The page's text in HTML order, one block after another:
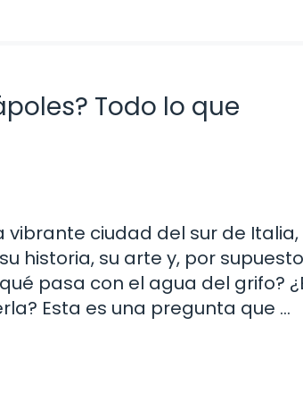
Todo lo que
vibrante ciudad del sur de Italia,
historia, su arte y, por
pasa con el agua del grifo?
Esta es una pregunta que …